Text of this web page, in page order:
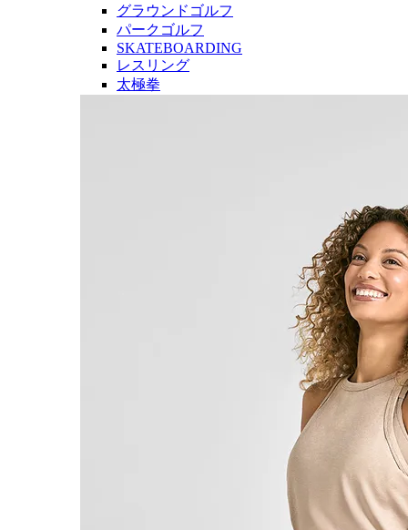
グラウンドゴルフ
パークゴルフ
SKATEBOARDING
レスリング
太極拳